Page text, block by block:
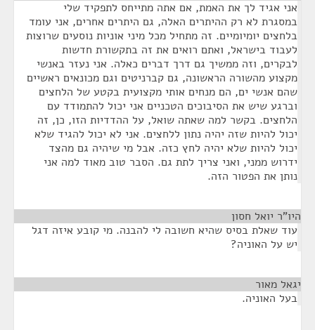
אני אגיד לך את האמת, אם אתה מתייחס לתפקיד שלי
במסגרת לא רק ההיתרים האלה, גם היתרים אחרים, אני עומד
בלחצים יומיומיים. זה מתחיל מכל מיני אוניות נוסעים שרוצות
לעבוד בישראל, ואתם רואים את זה בתקשורת חדשות
לבקרים, וזה ממשיך גם דרך דברים כאלה. אני נעזר באנשי
מקצוע מהשורה הראשונה, גם קברניטים וגם מכונאים ראשיים
שהם אנשי ים, הם מנחים אותי מקצועית בקטע של הלחצים
וברגע שיש את הסיבוכים הטכניים אני יכול להתמודד עם
הלחצים. בקשר למה שאתה שואל, על ההדדיות הזו, כן, זה
יכול להיות שזה יהיה נתון ללחצים. אני לא יכול להגיד שלא
יכול להיות שלא יהיה לחץ כזה. אבל מי שיהיה גם מהצד
ידרוש ממני, ואני צריך לתת גם. הסבר טוב מאוד למה אני
נותן את הפטור הזה.
היו"ר יואל חסון
עוד שאלת בסיס שהיא חשובה לי להבנה. מי קובע איזה דגל
יש על האוניה?
יגאל מאור
בעל האוניה.